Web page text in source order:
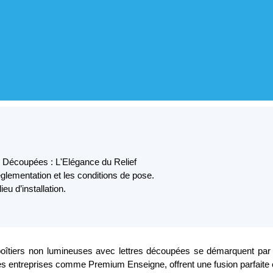
: L'Elégance du Relief
et les conditions de pose.
d’installation.
non lumineuses avec lettres découpées se démarquent
comme Premium Enseigne, offrent une fusion parfaite